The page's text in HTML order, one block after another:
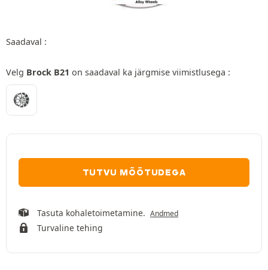
Saadaval :
Velg Brock B21 on saadaval ka järgmise viimistlusega :
TUTVU MÕÕTUDEGA
Tasuta kohaletoimetamine. Andmed
Turvaline tehing